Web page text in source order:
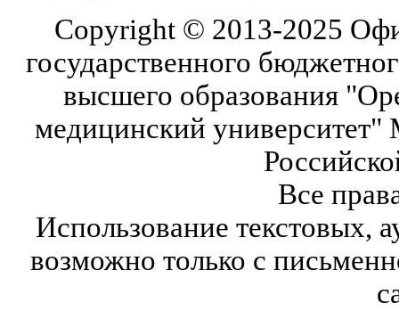
Copyright © 2013-2025
государственного
высшего образования
медицинский университет"
Все
Использование текстовых,
возможно только с